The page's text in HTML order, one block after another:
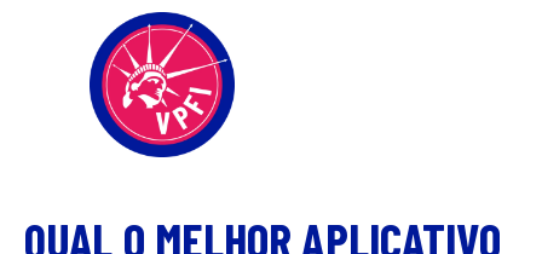
QUAL O MELHOR APLICATIVO